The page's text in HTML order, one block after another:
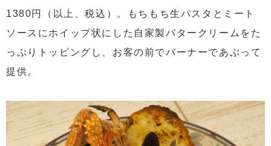
1380円（以上、税込）。もちもち生パスタとミート
ソースにホイップ状にした自家製バタークリームをた
っぷりトッピングし、お客の前でバーナーであぶって
提供。